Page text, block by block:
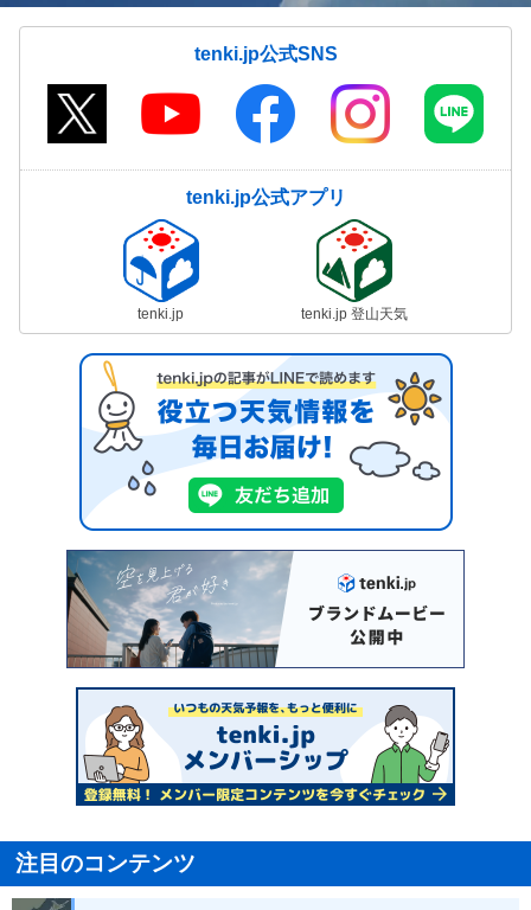
tenki.jp公式SNS
tenki.jp公式アプリ
tenki.jp tenki.jp 登山天気
注目のコンテンツ